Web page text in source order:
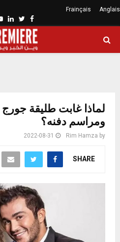
Anglais
Frainçais
Facebook
لماذا غابت طليقة
ومراسم دفنه؟
by
Rim Hamza
2022-08-31
SHARE